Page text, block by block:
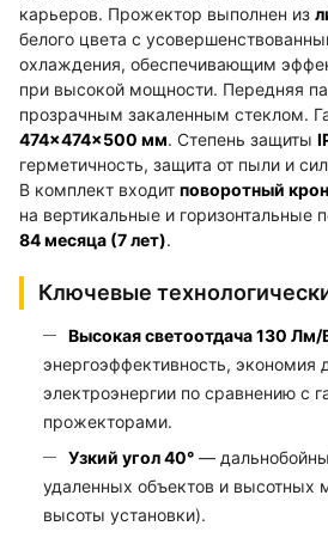
карьеров. Прожектор выполнен из
белого цвета с
охлаждения, обеспечивающим
при высокой мощности. Передняя
прозрачным закаленным стеклом.
474×474×500 мм. Степень защиты
герметичность, защита от пыли и
В комплект входит поворотный
на вертикальные и горизонтальные
84 месяца (7 лет).
Ключевые
Высокая светоотдача 130 Лм/
энергоэффективность, экономия
электроэнергии по сравнению с
прожекторами.
Узкий угол 40° —
удаленных объектов и высотных
высоты установки).